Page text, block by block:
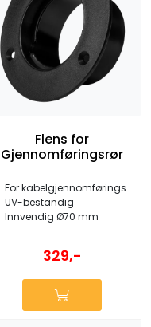
Flens for
Gjennomføringsrør
For kabelgjennomføringsrør
UV-bestandig
Innvendig Ø70 mm
329,-